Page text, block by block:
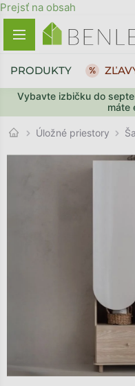
Prejsť na obsah
Vybavte izbičku do
máte
PRODUKTY
Úložné priestory
SPÄŤ DO OBCHODU
SPÄŤ DO OBCHODU